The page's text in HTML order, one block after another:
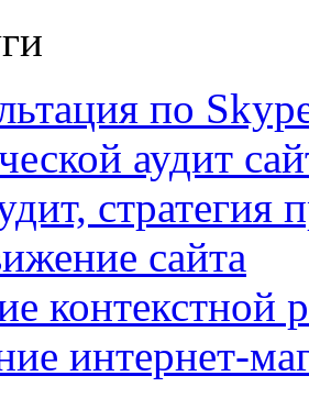
по
аудит
стратегия
сайта
контекстной
интернет-